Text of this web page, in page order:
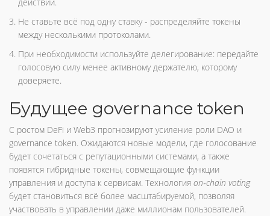
действий.
Не ставьте всё под одну ставку - распределяйте токены
между несколькими протоколами.
При необходимости используйте делегирование: передайте
голосовую силу менее активному держателю, которому
доверяете.
Будущее governance token
С ростом DeFi и Web3 прогнозируют усиление роли DAO и
governance token. Ожидаются новые модели, где голосование
будет сочетаться с репутационными системами, а также
появятся гибридные токены, совмещающие функции
управления и доступа к сервисам. Технология on‑chain voting
будет становиться всё более масштабируемой, позволяя
участвовать в управлении даже миллионам пользователей.